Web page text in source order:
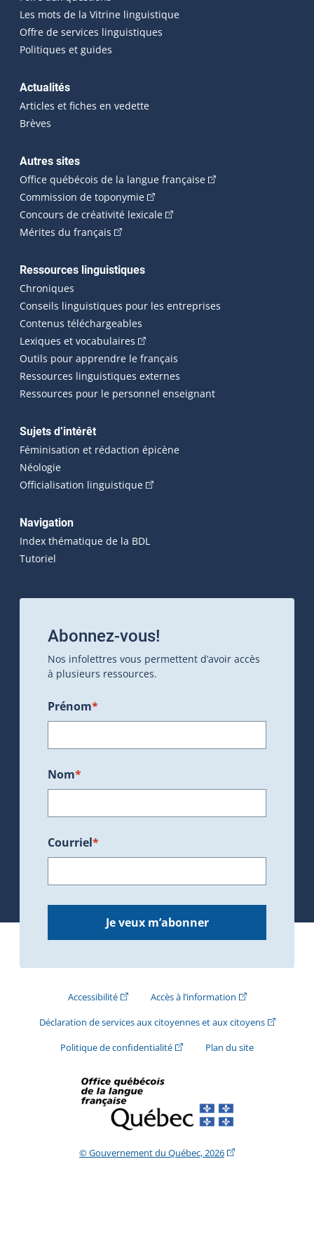
Les mots de la Vitrine linguistique
Offre de services linguistiques
Politiques et guides
Actualités
Articles et fiches en vedette
Brèves
Autres sites
Office québécois de la langue française(Cet hyperlien
Commission de toponymie(Cet hyperlien externe s'ouvrira
Concours de créativité lexicale(Cet hyperlien externe
Mérites du français (Cet hyperlien externe s'ouvrira dans une
Ressources linguistiques
Chroniques
Conseils linguistiques pour les entreprises
Contenus téléchargeables
Lexiques et vocabulaires (Cet hyperlien externe s'ouvrira
Outils pour apprendre le français
Ressources linguistiques externes
Ressources pour le personnel enseignant
Sujets d’intérêt
Féminisation et rédaction épicène
Néologie
Officialisation linguistique(Cet hyperlien externe s'ouvrira
Navigation
Index thématique de la BDL
Tutoriel
Abonnez-vous!
Nos infolettres vous permettent d’avoir accès
à plusieurs ressources.
Prénom*
Nom*
Courriel*
Je veux m’abonner
Accessibilité(Cet hyperlien externe s'ouvrira dans une
Accès à l’information(Cet hyperlien
Déclaration de services aux citoyennes et aux citoyens(Cet
Politique de confidentialité(Cet hyperlien externe s'ouvrira
Plan du site
© Gouvernement du Québec, 2026(Cet hyperlien